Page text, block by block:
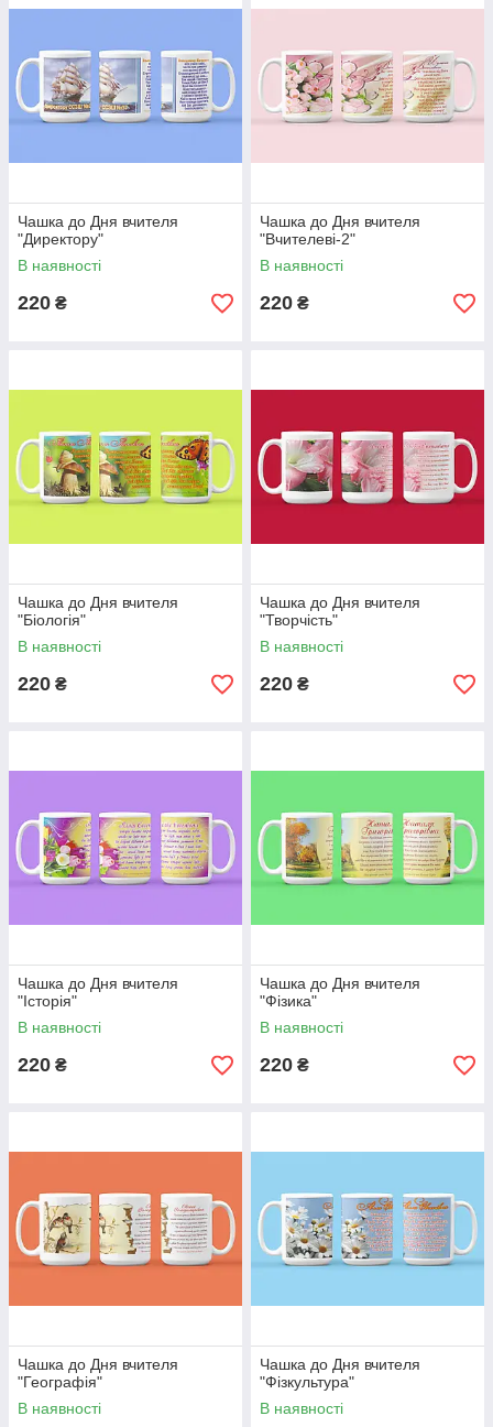
Чашка до Дня вчителя
"Директору"
В наявності
220 ₴
Чашка до Дня вчителя
"Вчителеві-2"
В наявності
220 ₴
Чашка до Дня вчителя
"Біологія"
В наявності
220 ₴
Чашка до Дня вчителя
"Творчість"
В наявності
220 ₴
Чашка до Дня вчителя
"Історія"
В наявності
220 ₴
Чашка до Дня вчителя
"Фізика"
В наявності
220 ₴
Чашка до Дня вчителя
"Географія"
В наявності
Чашка до Дня вчителя
"Фізкультура"
В наявності